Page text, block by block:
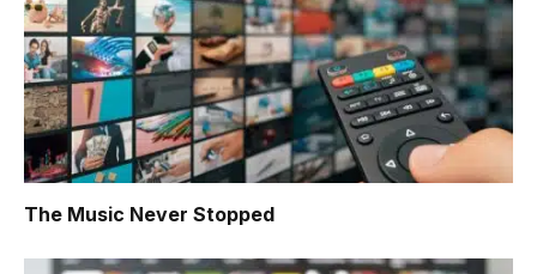
The Music Never Stopped